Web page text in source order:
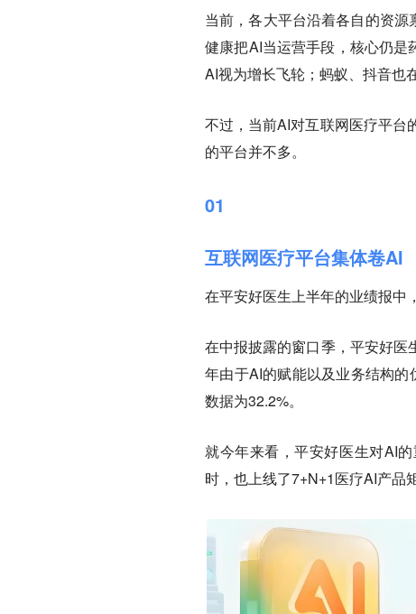
当前，各大平台沿着各自的资
健康把AI当运营手段，核心仍
AI视为增长飞轮；蚂蚁、抖音也
不过，当前AI对互联网医疗平台
的平台并不多。
01
互联网医疗平台集体卷AI
在平安好医生上半年的业绩报中
在中报披露的窗口季，平安好
年由于AI的赋能以及业务结构
数据为32.2%。
就今年来看，平安好医生对AI
时，也上线了7+N+1医疗AI产品矩